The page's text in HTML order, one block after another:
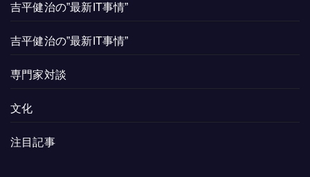
吉平健治の”最新IT事情”
吉平健治の”最新IT事情”
専門家対談
文化
注目記事